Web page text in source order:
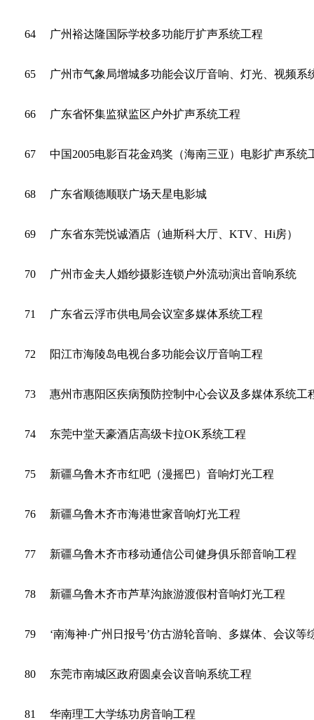
64 广州裕达隆国际学校多功能厅扩声系统工程
65 广州市气象局增城多功能会议厅音响、灯光、视频系
66 广东省怀集监狱监区户外扩声系统工程
67 中国2005电影百花金鸡奖（海南三亚）电影扩声系统
68 广东省顺德顺联广场天星电影城
69 广东省东莞悦诚酒店（迪斯科大厅、KTV、Hi房）
70 广州市金夫人婚纱摄影连锁户外流动演出音响系统
71 广东省云浮市供电局会议室多媒体系统工程
72 阳江市海陵岛电视台多功能会议厅音响工程
73 惠州市惠阳区疾病预防控制中心会议及多媒体系统工
74 东莞中堂天豪酒店高级卡拉OK系统工程
75 新疆乌鲁木齐市红吧（漫摇巴）音响灯光工程
76 新疆乌鲁木齐市海港世家音响灯光工程
77 新疆乌鲁木齐市移动通信公司健身俱乐部音响工程
78 新疆乌鲁木齐市芦草沟旅游渡假村音响灯光工程
79 ‘南海神·广州日报号’仿古游轮音响、多媒体、会议等
80 东莞市南城区政府圆桌会议音响系统工程
81 华南理工大学练功房音响工程